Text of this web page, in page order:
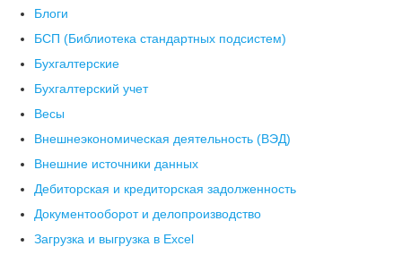
Блоги
БСП (Библиотека стандартных подсистем)
Бухгалтерские
Бухгалтерский учет
Весы
Внешнеэкономическая деятельность (ВЭД)
Внешние источники данных
Дебиторская и кредиторская задолженность
Документооборот и делопроизводство
Загрузка и выгрузка в Excel